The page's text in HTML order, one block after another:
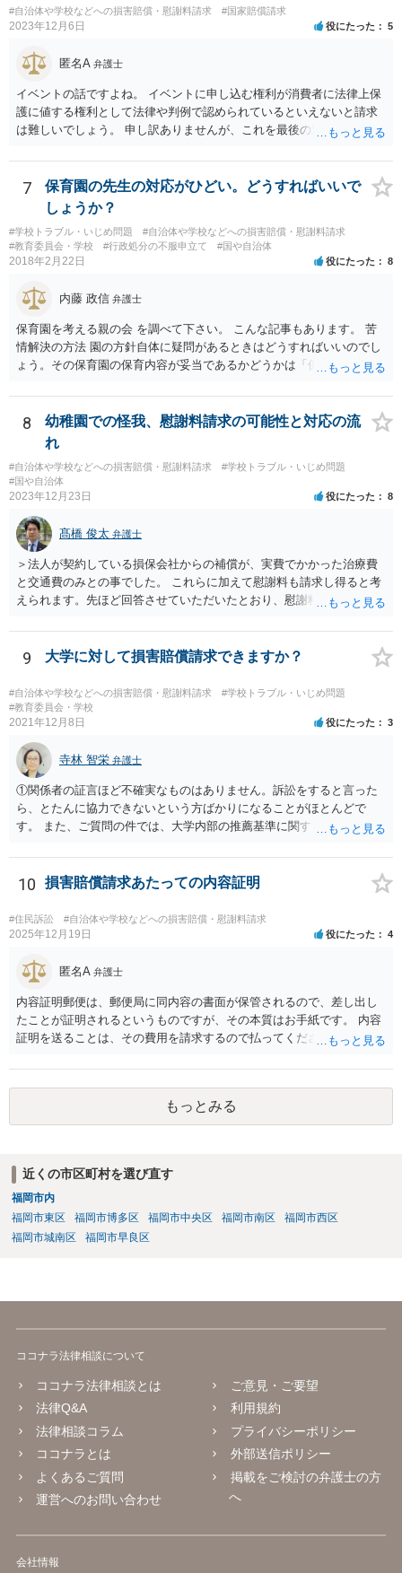
題はないでしょう。 ＞万一、効力発生日より前に、その効力が無効と
なる出来事が起こったとしたら、その証明書は効力を発生する事な
自然でしょう。 ただし、卒業証書自体は、通常記載されている内容
点では、そのこと自体は過去の事実として間違いないので、卒業証書
自体の無効かどうかという法的な効力を議論するものではないでしょ
う。 問題は、証書そのものではなく、在学中に何らかの問題を起こし
#自治体や学校などへの損害賠償・慰謝料請求 #国家賠償請求
2023年12月6日 役にたった 5
匿名A 弁護士
イベントの話ですよね。 イベントに申し込む権利が消費者に法律上保
護に値する権利として法律や判例で認められているといえないと請求
は難しいでしょう。 申し訳ありませんが、これを最後の返信としま
7
保育園の先生の対応がひどい。どうすればいいで
しょうか？
#学校トラブル・いじめ問題
#自治体や学校などへの損害賠償・慰謝料請求
#教育委員会・学校
#行政処分の不服申立て #国や自治体
2018年2月22日 役にたった 8
内藤 政信 弁護士
保育園を考える親の会 を調べて下さい。 こんな記事もあります。 苦
情解決の方法 園の方針自体に疑問があるときはどうすればいいのでし
ょう。その保育園の保育内容が妥当であるかどうかは「保育所保育指
だけで問題が解決できずにこじれた時には、苦情を文書にして保育園
に提出しましょう。園は保護者の苦情に耳を傾けなくてはならないと
法律で義務付けられています（児童福祉施設最低基準第十四条の
三）。さらに苦情解決のための第三者委員を施設ごとにおくことも指
導されています。 保育園との相談や交渉で解決できない時には、区市
町村の担当課に苦情を上げることになります。また、都道府県には
はもちろんのこと、認可外の保育施設でも補助金を受けている施設
は、市や区、都道府県などの責任の範囲内にありますから、役所も相
談に応じなくてはなりません。
8
幼稚園での怪我、慰謝料請求の可能性と対応の流
れ
#自治体や学校などへの損害賠償・慰謝料請求
#学校トラブル・いじめ問題
#国や自治体
2023年12月23日 役にたった 8
髙橋 俊太 弁護士
＞法人が契約している損保会社からの補償が、実費でかかった治療費
と交通費のみとの事でした。 これらに加えて慰謝料も請求し得ると考
えられます。先ほど回答させていただいたとおり、慰謝料の額につい
9 大学に対して損害賠償請求できますか？
#自治体や学校などへの損害賠償・慰謝料請求
#学校トラブル・いじめ問題
#教育委員会・学校
2021年12月8日 役にたった 3
寺林 智栄 弁護士
①関係者の証言ほど不確実なものはありません。訴訟をすると言った
ら、とたんに協力できないという方ばかりになることがほとんどで
す。 また、ご質問の件では、大学内部の推薦基準に関する資料とご相
しょう。 資料の開示制度があるかどうかを一度大学側に問い合わせて
みてはどうでしょうか。 個人で入手できるかどうかはこれにかかって
は依頼をして（受任してくれる弁護士がいるかどうかは別ですが）、
弁護士法23条の2に基づく照会をしてもらうという方法もあります。
しれません。 ですが、推薦がある場合に必ずB社に採用されることが
ます。 ですので、お金をかけて訴訟をしても得るものが少ない可能性
は高いと思われます。 ただ、この点に関しては弁護士によって見解が
異なるかもしれません。
10 損害賠償請求あたっての内容証明
#住民訴訟 #自治体や学校などへの損害賠償・慰謝料請求
2025年12月19日 役にたった 4
匿名A 弁護士
内容証明郵便は、郵便局に同内容の書面が保管されるので、差し出し
たことが証明されるというものですが、その本質はお手紙です。 内容
証明を送ることは、その費用を請求するので払ってくださいという申
じる義務が（内容証明郵便の効力として）生じるというものではな
く、無視されたらそれでおしまいです。 その後は、裁判を起こして判
決を得て強制的に支払ってもらえるようにするかどうかを検討する必
要があります。郵便を送らずに最初から裁判所に申し立てる方法もあ
よく相談の上、決めるべきです。 単に内容証明郵便を作ってもらうだ
けでよいのかどうか（これだけなら数万円でしょう）、その後の交渉
を依頼するかどうか、請求金額との関係で、赤字になるかもしれない
ので、交渉の依頼はしないのか、など、検討すべき点はいろいろあり
ますので、まずは、お近くの弁護士に直接相談してみてください。
もっとみる
近くの市区町村を選び直す
福岡市内
福岡市東区
福岡市博多区 福岡市中央区 福岡市南区
福岡市西区
福岡市城南区
福岡市早良区
ココナラ法律相談について
ココナラ法律相談とは
法律Q&A
法律相談コラム
ココナラとは
よくあるご質問
運営へのお問い合わせ
ご意見・ご要望
利用規約
プライバシーポリシー
外部送信ポリシー
掲載をご検討の弁護士の方
へ
会社情報